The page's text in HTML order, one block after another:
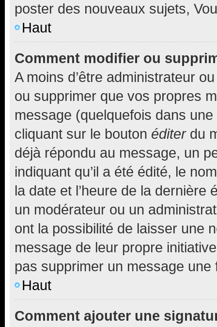
poster des nouveaux sujets,
Haut
Comment modifier ou
A moins d’être administrateur
ou supprimer que vos propres
message (quelquefois dans
cliquant sur le bouton éditerdu
déjà répondu au message, un
indiquant qu’il a été édité, le
la date et l’heure de la dernière
un modérateur ou un
ont la possibilité de laisser une
message de leur propre
pas supprimer un message une
Haut
Comment ajouter une